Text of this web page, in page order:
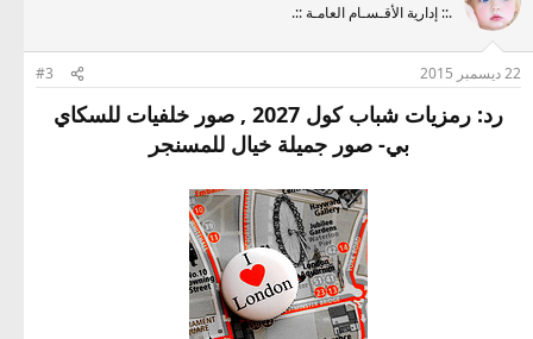
.:: إدارية الأقـسـام العامـة ::.
22 ديسمبر 2015 #3
رد:
رمزيات شباب كول 2027 , صور خلفيات للسكاي
بي- صور جميلة خيال للمسنجر